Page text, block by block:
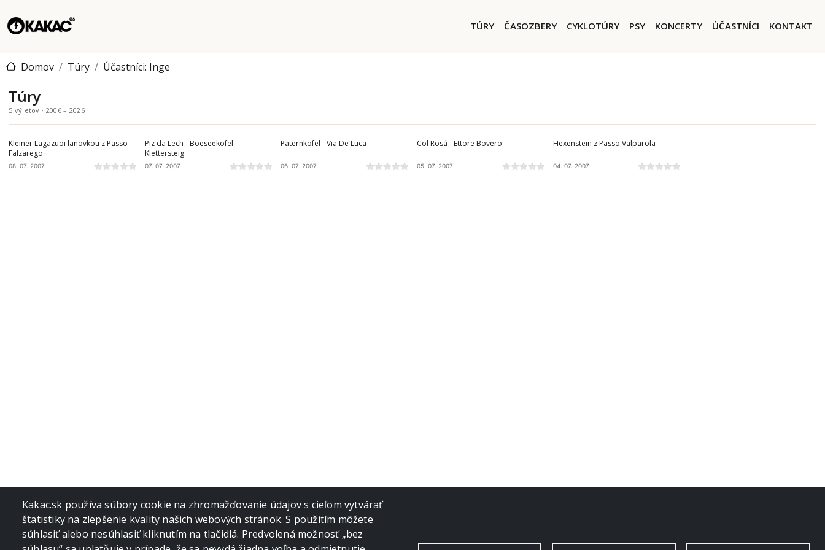
Main navigation
TÚRY ČASOZBERY CYKLOTÚRY PSY KONCERTY ÚČASTNÍCI KONTAKT
Domov Túry Účastníci: Inge
Túry
5 výletov · 2006 – 2026
DOLOMITY, I
Kleiner Lagazuoi lanovkou z Passo
Falzarego
08. 07. 2007
DOLOMITY, I
Piz da Lech - Boeseekofel
Klettersteig
07. 07. 2007
DOLOMITY, I
Paternkofel - Via De Luca
06. 07. 2007
DOLOMITY, I
Col Rosá - Ettore Bovero
05. 07. 2007
DOLOMITY, I
Hexenstein z Passo Valparola
04. 07. 2007
Kakac.sk používa súbory cookie na zhromažďovanie údajov s cieľom vytvárať
štatistiky na zlepšenie kvality našich webových stránok. S použitím môžete
súhlasiť alebo nesúhlasiť kliknutím na tlačidlá. Predvolená možnosť „bez